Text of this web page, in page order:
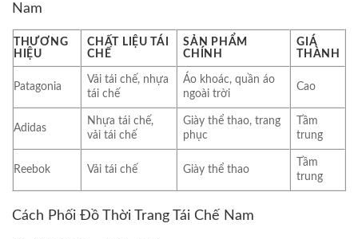
Nam
THƯƠNG
HIỆU
CHẤT LIỆU TÁI
CHẾ
SẢN PHẨM
CHÍNH
GIÁ
THÀNH
Patagonia
Vải tái chế, nhựa
tái chế
Áo khoác, quần áo
ngoài trời
Cao
Adidas
Nhựa tái chế,
vải tái chế
Giày thể thao, trang
phục
Tầm
trung
Reebok Vải tái chế Giày thể thao
Tầm
trung
Cách Phối Đồ Thời Trang Tái Chế Nam